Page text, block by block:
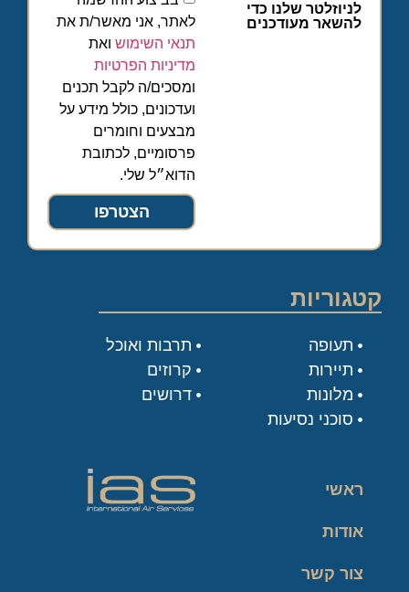
לניוזלטר שלנו כדי
להשאר מעודכנים
לאתר, אני מאשר/ת את
תנאי השימוש ואת
מדיניות הפרטיות
ומסכים/ה לקבל תכנים
ועדכונים, כולל מידע על
מבצעים וחומרים
פרסומיים, לכתובת
הדוא״ל שלי.
הצטרפו
קטגוריות
תעופה
תיירות
מלונות
סוכני נסיעות
תרבות ואוכל
קרוזים
דרושים
ראשי
אודות
צור קשר